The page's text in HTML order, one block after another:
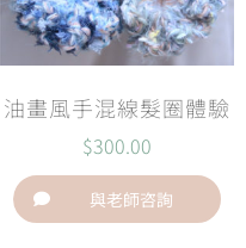
油畫風手混線髮圈體驗
$300.00
與老師咨詢